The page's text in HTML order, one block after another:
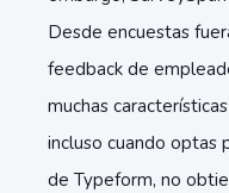
Desde encuestas
feedback de
muchas
incluso cuando optas
de Typeform, no